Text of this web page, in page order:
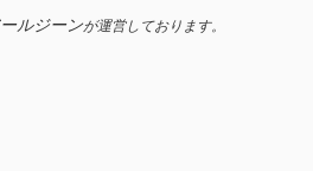
ルジーンが運営しております。